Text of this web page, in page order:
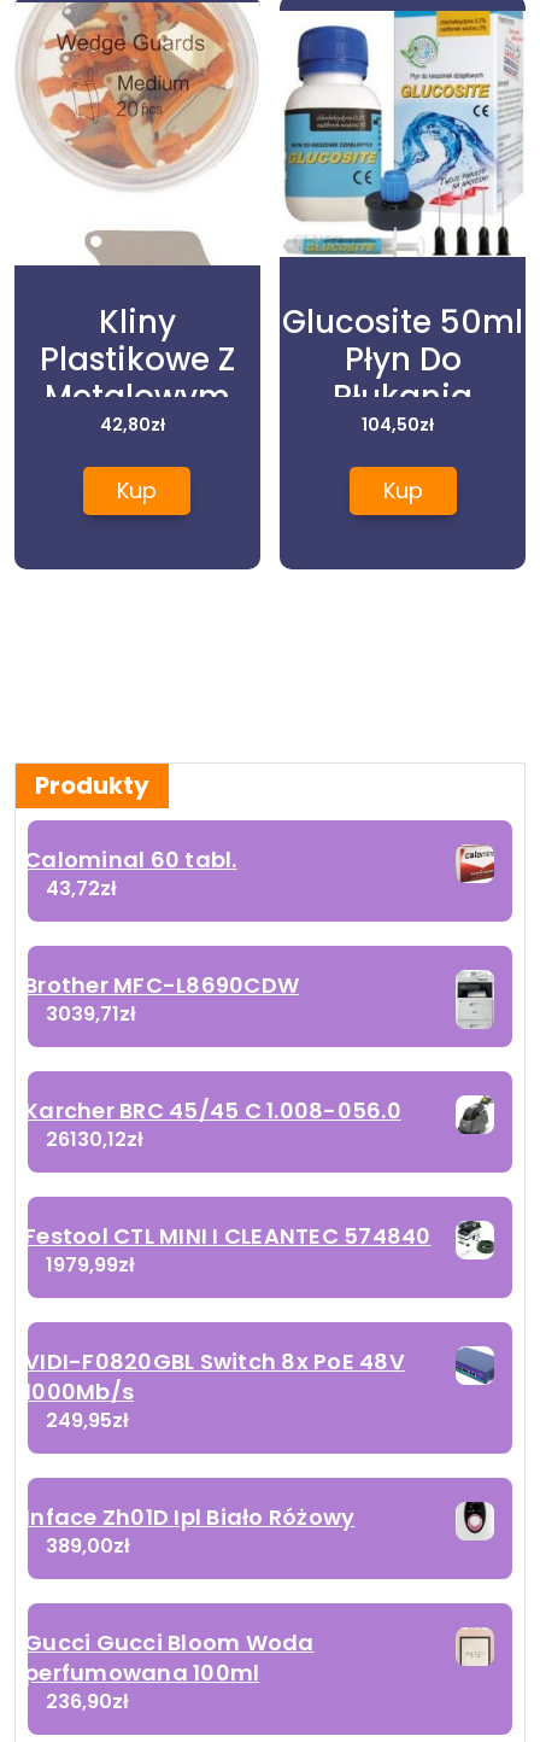
Kliny
Plastikowe Z
Metalowym
Separatorem
(Średnie) Op.
20szt.
42,80zł
Kup
Glucosite 50ml
Płyn Do
Płukania
Kieszonek
Dziąsłowych
104,50zł
Kup
Produkty
Calominal 60 tabl.
43,72zł
Brother MFC-L8690CDW
3039,71zł
Karcher BRC 45/45 C 1.008-056.0
26130,12zł
Festool CTL MINI I CLEANTEC 574840
1979,99zł
VIDI-F0820GBL Switch 8x PoE 48V
1000Mb/s
249,95zł
Inface Zh01D Ipl Biało Różowy
389,00zł
Gucci Gucci Bloom Woda
perfumowana 100ml
236,90zł